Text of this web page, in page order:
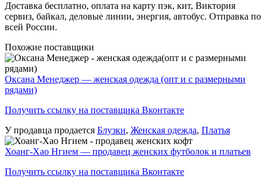
Доставка бесплатно, оплата на карту пэк, кит, Виктория
сервиз, байкал, деловые линии, энергия, автобус. Отправка по
всей России.
Похожие поставщики
Оксана Менеджер — женская одежда (опт и с размерными
рядами)
Получить ссылку на поставщика Вконтакте
У продавца продается Блузки, Женская одежда, Платья
Хоанг-Хао Нгием — продавец женских футболок и платьев
Получить ссылку на поставщика Вконтакте